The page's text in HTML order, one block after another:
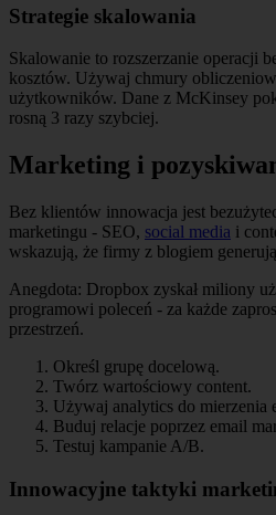
Strategie skalowania
Skalowanie to rozszerzanie operacji
kosztów. Używaj chmury
użytkowników. Dane z McKinsey
rosną 3 razy szybciej.
Marketing i
Bez klientów innowacja jest
marketingu - SEO, social media i
wskazują, że firmy z blogiem
Anegdota: Dropbox zyskał miliony
programowi poleceń - za każde
przestrzeń.
Określ grupę docelową.
Twórz wartościowy content.
Używaj analytics do mierzenia
Buduj relacje poprzez email
Testuj kampanie A/B.
Innowacyjne taktyki